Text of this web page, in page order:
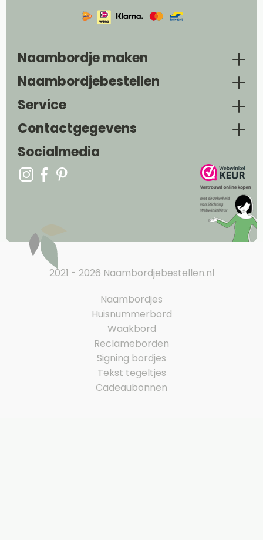
Naambordje maken
Naambordjebestellen
Service
Contactgegevens
Socialmedia
2021 - 2026 Naambordjebestellen.nl
Naambordjes
Huisnummerbord
Waakbord
Reclameborden
Signing bordjes
Tekst tegeltjes
Cadeaubonnen